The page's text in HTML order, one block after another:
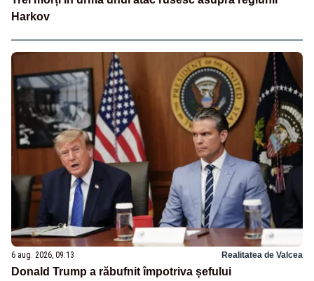
Harkov
6 aug. 2026, 09:13 Realitatea de Valcea
Donald Trump a răbufnit împotriva șefului